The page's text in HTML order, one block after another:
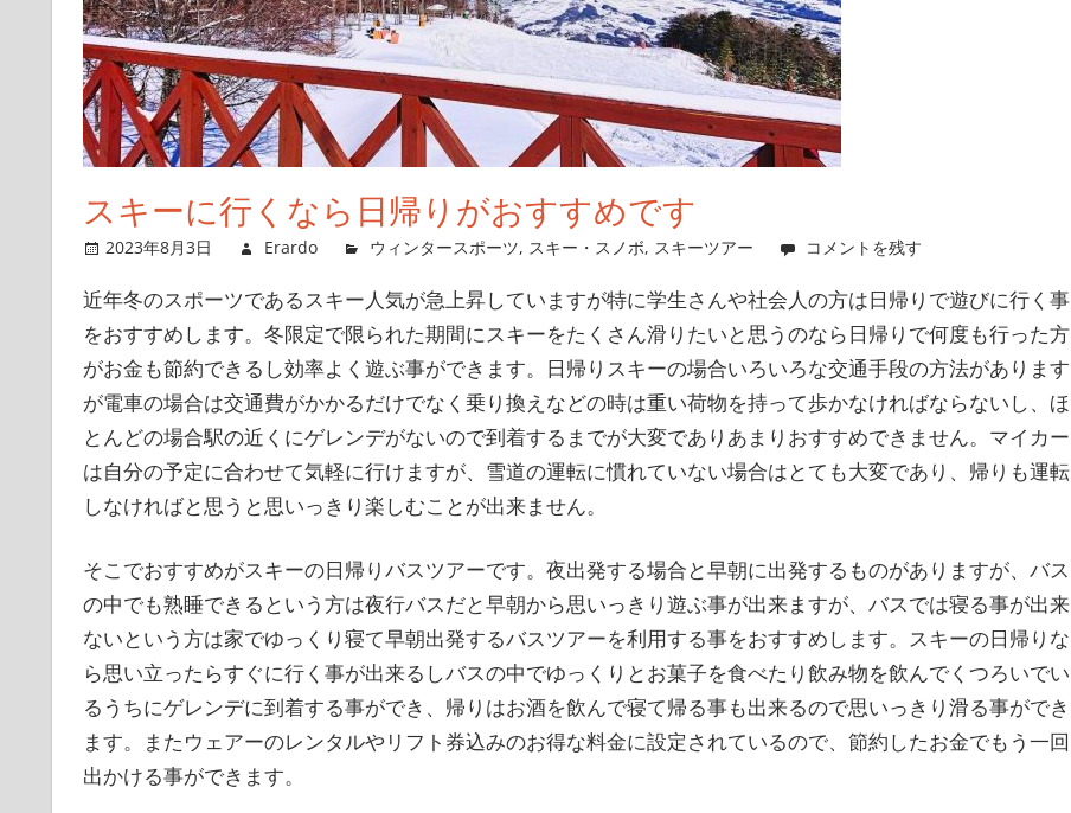
スキーに行くなら日帰りがおすすめです
2023年8月3日 Erardo ウィンタースポーツ, スキー・スノボ, スキーツアー コメントを残す
近年冬のスポーツであるスキー人気が急上昇していますが特に学生さんや社会人の方は日帰りで遊びに行く事
をおすすめします。 冬限定で限られた期間にスキーをたくさん滑りたいと思うのなら日帰りで何度も行った方
がお金も節約できるし効率よく遊ぶ事ができます。日帰りスキーの場合いろいろな交通手段の方法があります
が電車の場合は交通費がかかるだけでなく乗り換えなどの時は重い荷物を持って歩かなければならないし、ほ
とんどの場合駅の近くにゲレンデがないので到着するまでが大変でありあまりおすすめできません。マイカー
は自分の予定に合わせて気軽に行けますが、雪道の運転に慣れていない場合はとても大変であり、帰りも運転
しなければと思うと思いっきり楽しむことが出来ません。
そこでおすすめがスキーの日帰りバスツアーです。夜出発する場合と早朝に出発するものがありますが、バス
の中でも熟睡できるという方は夜行バスだと早朝から思いっきり遊ぶ事が出来ますが、バスでは寝る事が出来
ないという方は家でゆっくり寝て早朝出発するバスツアーを利用する事をおすすめします。スキーの日帰りな
ら思い立ったらすぐに行く事が出来るしバスの中でゆっくりとお菓子を食べたり飲み物を飲んでくつろいでい
るうちにゲレンデに到着する事ができ、帰りはお酒を飲んで寝て帰る事も出来るので思いっきり滑る事ができ
ます。またウェアーのレンタルやリフト券込みのお得な料金に設定されているので、節約したお金でもう一回
出かける事ができます。